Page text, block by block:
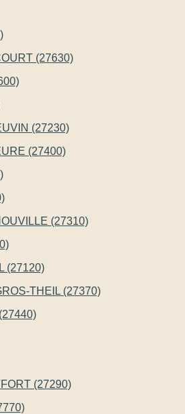
(27630)
(27230)
(27400)
(27310)
(27120)
THEIL (27370)
(27290)